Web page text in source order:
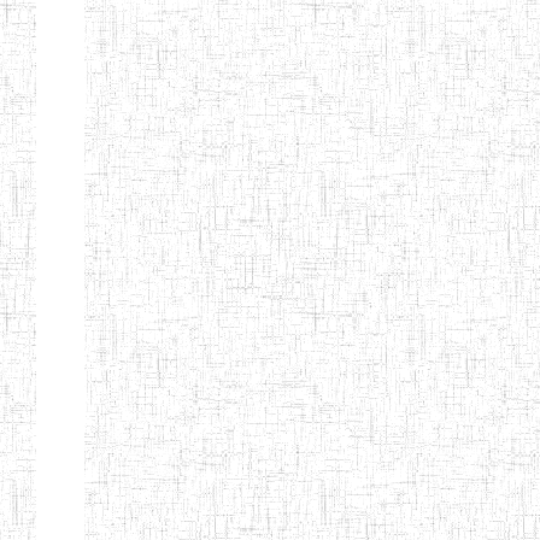
Afficher Page 7 sur 13 Total: 307
Début Préc. 2 3 4 5 6
7
Suivant
Fin
MOKOLO
Etablissements
d'enseignement